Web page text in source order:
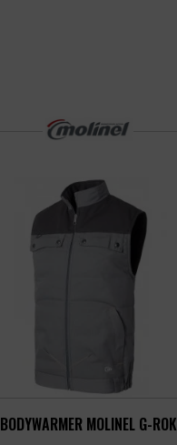
BODYWARMER MOLINEL G-ROK